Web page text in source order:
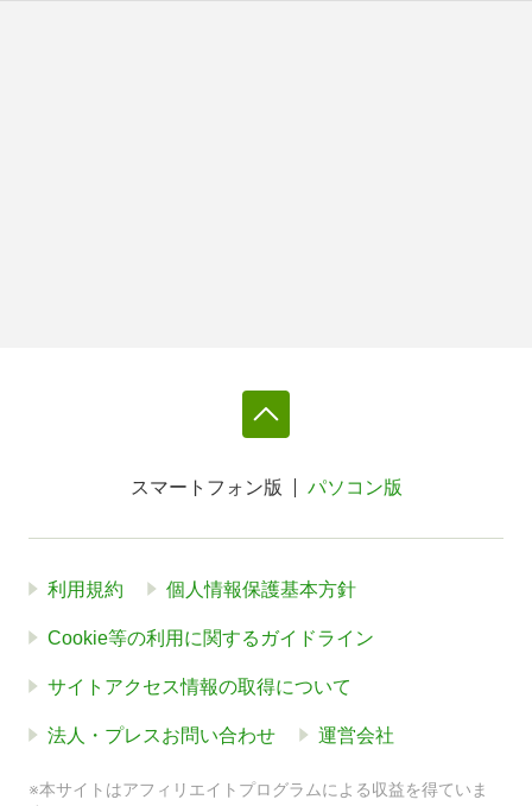
スマートフォン版 パソコン版
利用規約 個人情報保護基本方針
Cookie等の利用に関するガイドライン
サイトアクセス情報の取得について
法人・プレスお問い合わせ 運営会社
※本サイトはアフィリエイトプログラムによる収益を得ていま